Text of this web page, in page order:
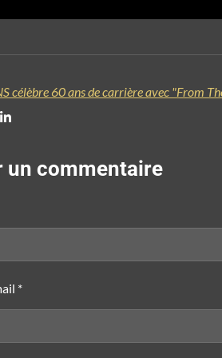
célèbre 60 ans de carrière avec "From
P
aun commentaire
*